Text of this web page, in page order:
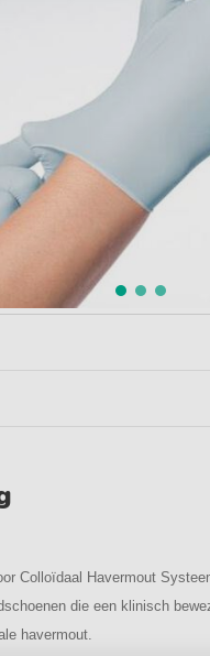
Colloïdaal Havermout
die een klinisch
havermout.